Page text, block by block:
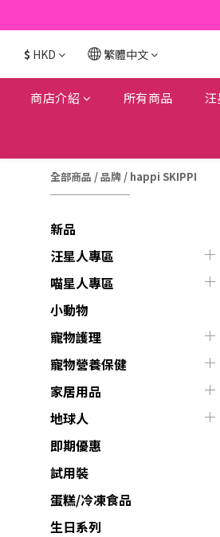
$ HKD 繁體中文
商店介紹 所有商品 汪
全部商品 /品牌 / happi SKIPPI
新品
汪星人專區
喵星人專區
小動物
寵物護理
寵物營養保健
家居用品
地球人
即期優惠
試用裝
蛋糕/冷凍食品
生日系列